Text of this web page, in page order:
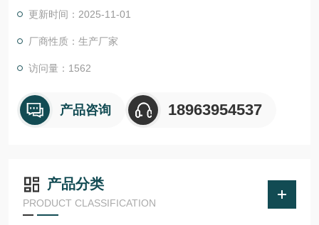
更新时间：2025-11-01
厂商性质：生产厂家
访问量：1562
产品咨询 18963954537
产品分类
PRODUCT CLASSIFICATION